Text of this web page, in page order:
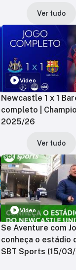
Ver tudo
Vídeo
Newcastle 1 x 1
completo |
2025/26
Ver tudo
Vídeo
Se Aventure com
conheça o estádio
SBT Sports (15/